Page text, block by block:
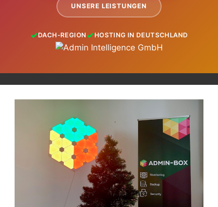
UNSERE LEISTUNGEN
DACH-REGION HOSTING IN DEUTSCHLAND